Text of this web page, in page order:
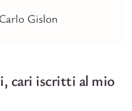
Carlo Gislon
cari iscritti al mio